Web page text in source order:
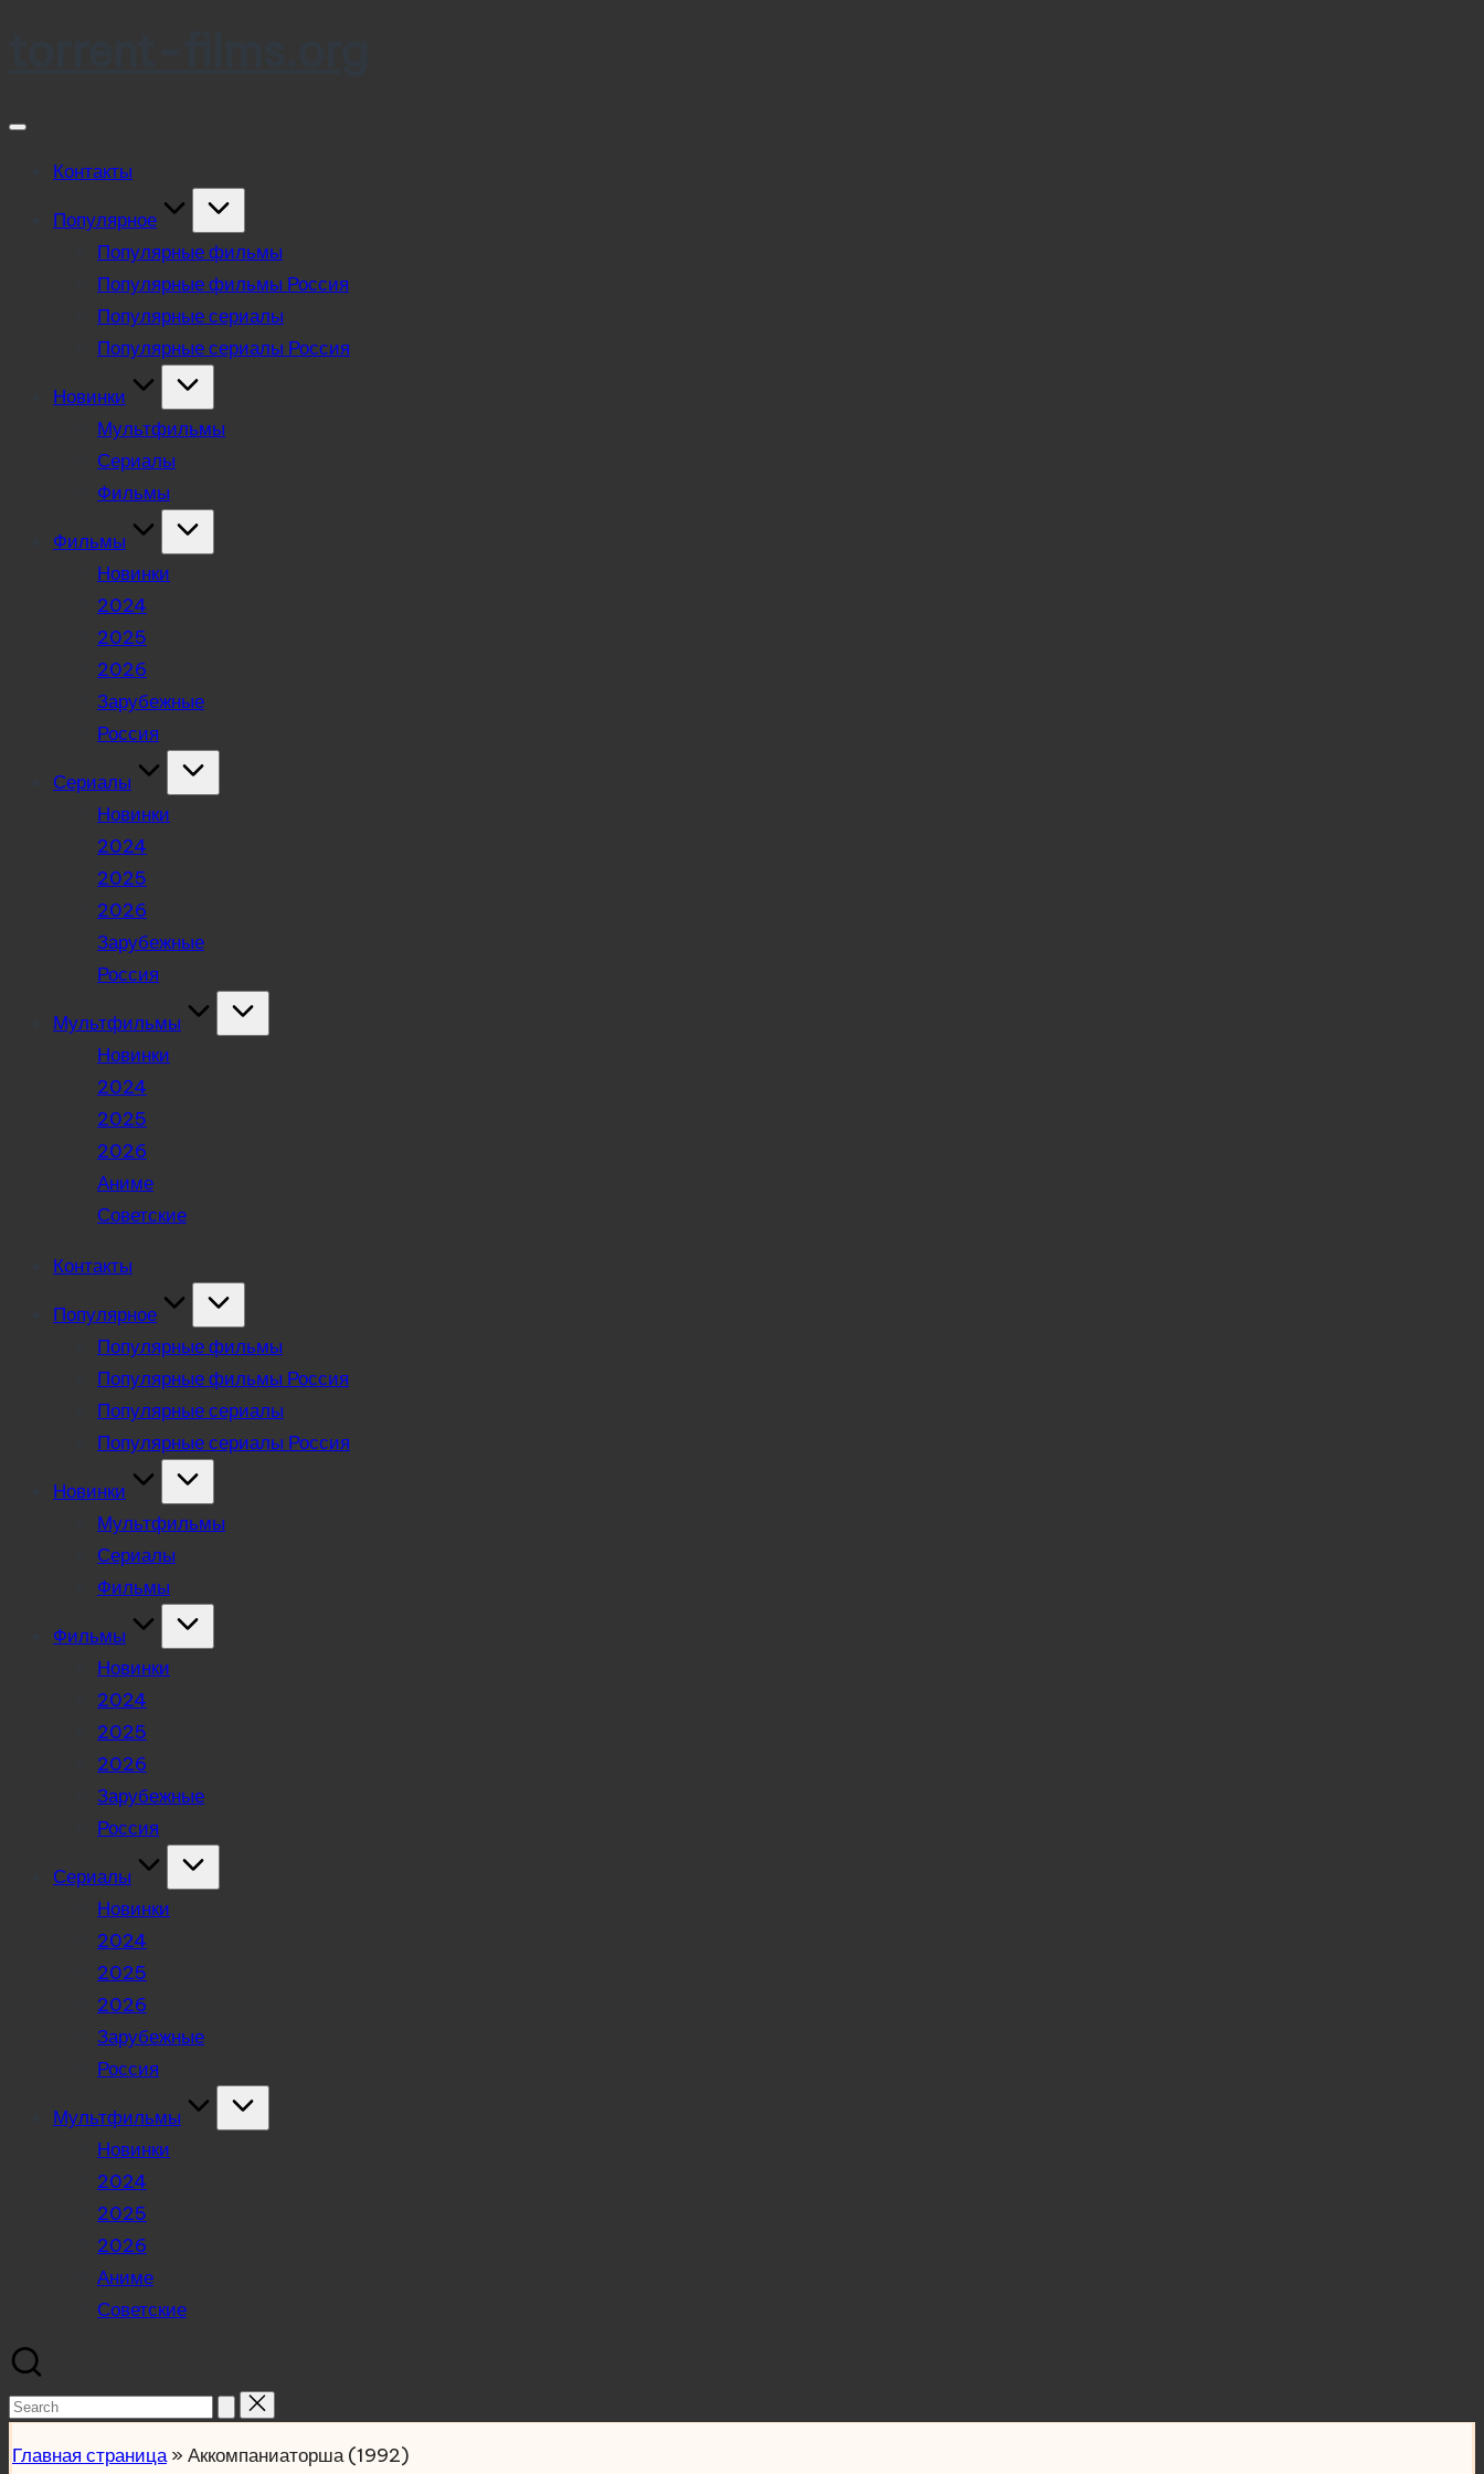
Контакты
Популярное
Популярные фильмы
Популярные фильмы Россия
Популярные сериалы
Популярные сериалы Россия
Новинки
Мультфильмы
Сериалы
Фильмы
Фильмы
Новинки
2024
2025
2026
Зарубежные
Россия
Сериалы
Новинки
2024
2025
2026
Зарубежные
Россия
Мультфильмы
Новинки
2024
2025
2026
Аниме
Советские
Контакты
Популярное
Популярные фильмы
Популярные фильмы Россия
Популярные сериалы
Популярные сериалы Россия
Новинки
Мультфильмы
Сериалы
Фильмы
Фильмы
Новинки
2024
2025
2026
Зарубежные
Россия
Сериалы
Новинки
2024
2025
2026
Зарубежные
Россия
Мультфильмы
Новинки
2024
2025
2026
Аниме
Советские
Search
Главная страница» Аккомпаниаторша (1992)